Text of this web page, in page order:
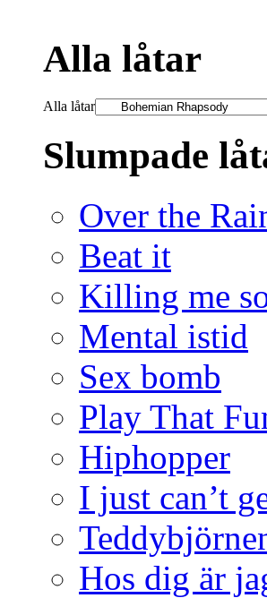
Alla låtar
Alla låtar
Slumpade
Over the
Beat it
Killing me
Mental istid
Sex bomb
Play That
Hiphopper
I just can’t
Hos dig är